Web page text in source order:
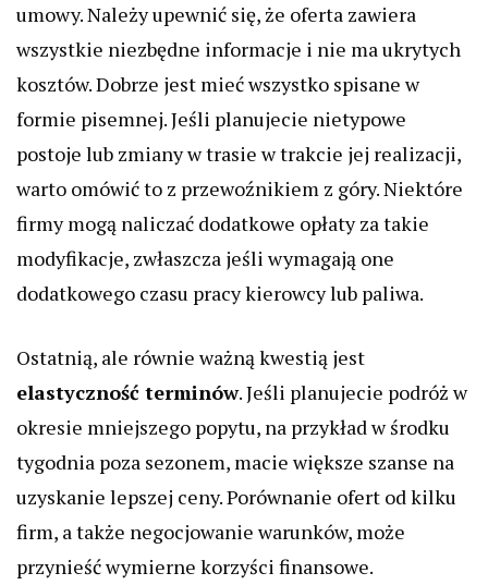
umowy. Należy upewnić się, że oferta zawiera
wszystkie niezbędne informacje i nie ma ukrytych
kosztów. Dobrze jest mieć wszystko spisane w
formie pisemnej. Jeśli planujecie nietypowe
postoje lub zmiany w trasie w trakcie jej realizacji,
warto omówić to z przewoźnikiem z góry. Niektóre
firmy mogą naliczać dodatkowe opłaty za takie
modyfikacje, zwłaszcza jeśli wymagają one
dodatkowego czasu pracy kierowcy lub paliwa.
Ostatnią, ale równie ważną kwestią jest
elastyczność terminów. Jeśli planujecie podróż w
okresie mniejszego popytu, na przykład w środku
tygodnia poza sezonem, macie większe szanse na
uzyskanie lepszej ceny. Porównanie ofert od kilku
firm, a także negocjowanie warunków, może
przynieść wymierne korzyści finansowe.